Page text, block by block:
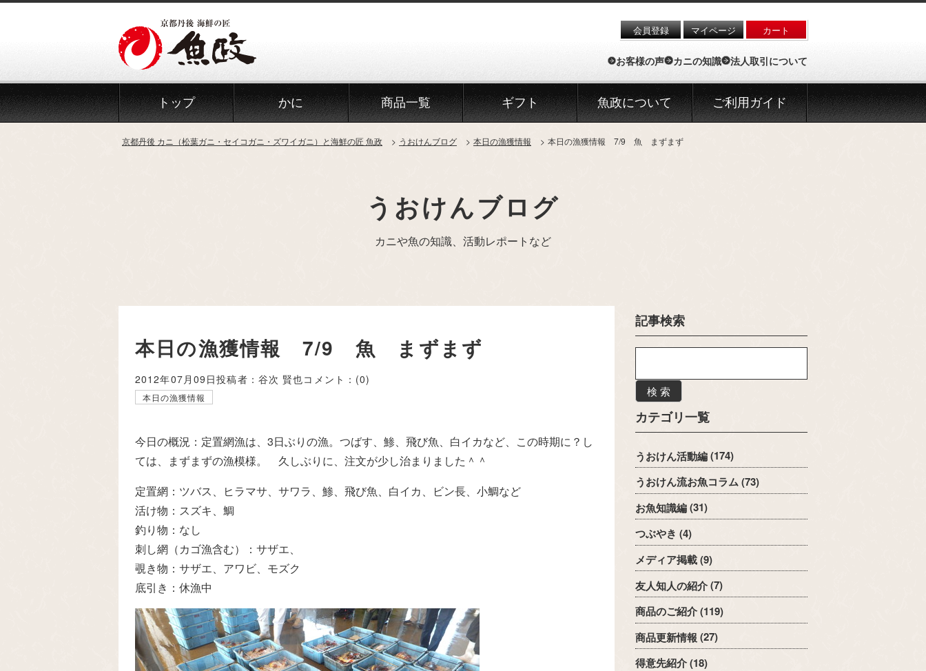
Skip
会員登録 マイページ カート
お客様の声 カニの知識 法人取引について
トップ かに 商品一覧 ギフト 魚政について ご利用ガイド
京都丹後 カニ（松葉ガニ・セイコガニ・ズワイガニ）と海鮮の匠 魚政 うおけんブログ 本日の漁獲情報 本日の漁獲情報 7/9 魚 まずまず
うおけんブログ
カニや魚の知識、活動レポートなど
本日の漁獲情報 7/9 魚 まずまず
2012年07月09日投稿者：谷次 賢也コメント： (0)
本日の漁獲情報
今日の概況：定置網漁は、3日ぶりの漁。つばす、鯵、飛び魚、白イカなど、この時期に？し
ては、まずまずの漁模様。 久しぶりに、注文が少し治まりました＾＾
定置網：ツバス、ヒラマサ、サワラ、鯵、飛び魚、白イカ、ビン長、小鯛など
活け物：スズキ、鯛
釣り物：なし
刺し網（カゴ漁含む）：サザエ、
覗き物：サザエ、アワビ、モズク
底引き：休漁中
記事検索
検 索
カテゴリ一覧
うおけん活動編(174)
うおけん流お魚コラム(73)
お魚知識編(31)
つぶやき (4)
メディア掲載(9)
友人知人の紹介(7)
商品のご紹介(119)
商品更新情報 (27)
得意先紹介(18)